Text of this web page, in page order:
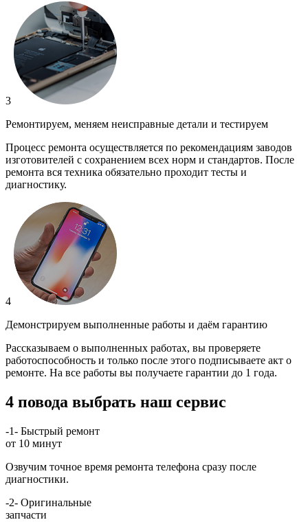
3
Ремонтируем, меняем неисправные детали и тестируем
Процесс ремонта осуществляется по рекомендациям заводов
изготовителей с сохранением всех норм и стандартов. После
ремонта вся техника обязательно проходит тесты и
диагностику.
4
Демонстрируем выполненные работы и даём гарантию
Рассказываем о выполненных работах, вы проверяете
работоспособность и только после этого подписываете акт о
ремонте. На все работы вы получаете гарантии до 1 года.
4 повода выбрать наш сервис
-1- Быстрый ремонт
от 10 минут
Озвучим точное время ремонта телефона сразу после
диагностики.
-2- Оригинальные
запчасти